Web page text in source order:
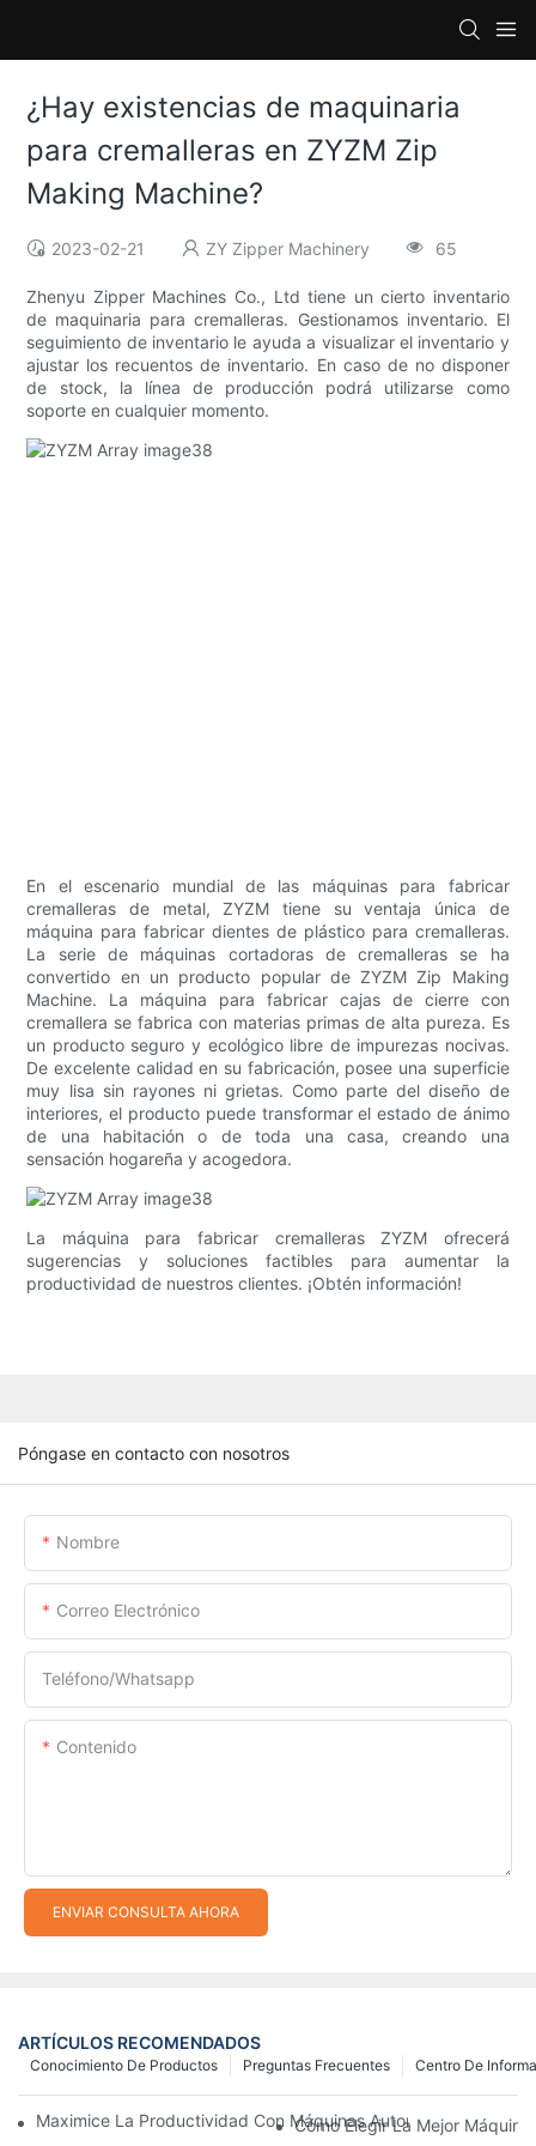
¿Hay existencias de maquinaria
para cremalleras en ZYZM Zip
Making Machine?
2023-02-21 ZY Zipper Machinery 65
Zhenyu Zipper Machines Co., Ltd tiene un cierto inventario
de maquinaria para cremalleras. Gestionamos inventario. El
seguimiento de inventario le ayuda a visualizar el inventario y
ajustar los recuentos de inventario. En caso de no disponer
de stock, la línea de producción podrá utilizarse como
soporte en cualquier momento.
En el escenario mundial de las máquinas para fabricar
cremalleras de metal, ZYZM tiene su ventaja única de
máquina para fabricar dientes de plástico para cremalleras.
La serie de máquinas cortadoras de cremalleras se ha
convertido en un producto popular de ZYZM Zip Making
Machine. La máquina para fabricar cajas de cierre con
cremallera se fabrica con materias primas de alta pureza. Es
un producto seguro y ecológico libre de impurezas nocivas.
De excelente calidad en su fabricación, posee una superficie
muy lisa sin rayones ni grietas. Como parte del diseño de
interiores, el producto puede transformar el estado de ánimo
de una habitación o de toda una casa, creando una
sensación hogareña y acogedora.
La máquina para fabricar cremalleras ZYZM ofrecerá
sugerencias y soluciones factibles para aumentar la
productividad de nuestros clientes. ¡Obtén información!
Póngase en contacto con nosotros
Nombre
Correo Electrónico
Teléfono/whatsapp
Contenido
ENVIAR CONSULTA AHORA
ARTÍCULOS RECOMENDADOS
Centro De
Preguntas Frecuentes
Conocimiento De Productos
Maximice La Productividad Con Máquinas Automáticas Para
Cómo Elegir La Mejor